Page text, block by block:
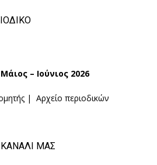
– Ιούνιος 2026
| Αρχείο περιοδικών
ΚΑΝΑΛΙ ΜΑΣ